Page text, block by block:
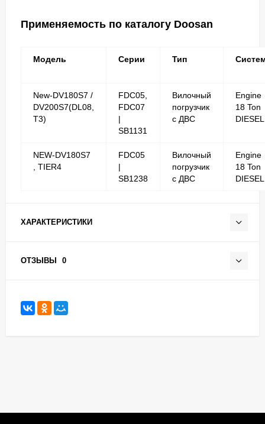
Применяемость по каталогу Doosan
Модель Серии Тип
New-DV180S7 /
DV200S7(DL08,
T3)
FDC05,
FDC07
|
SB1131
Вилочный
погрузчик
с ДВС
Engine
18 Ton
DIESEL
NEW-DV180S7
, TIER4
FDC05
|
SB1238
Вилочный
погрузчик
с ДВС
Engine
18 Ton
DIESEL
ХАРАКТЕРИСТИКИ
ОТЗЫВЫ 0